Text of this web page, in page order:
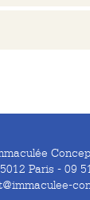
Paris - 09